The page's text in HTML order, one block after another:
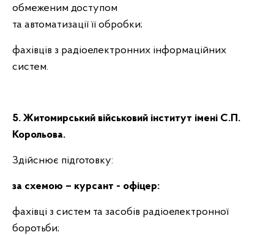
обмеженим доступом
та автоматизації її обробки;
фахівців з радіоелектронних інформаційних
систем.
5. Житомирський військовий інститут імені С.П.
Корольова.
Здійснює підготовку:
за схемою – курсант - офіцер:
фахівці з систем та засобів радіоелектронної
боротьби;